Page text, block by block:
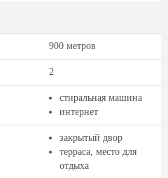
900 метров
2
стиральная машина
интернет
закрытый двор
терраса, место для
отдыха